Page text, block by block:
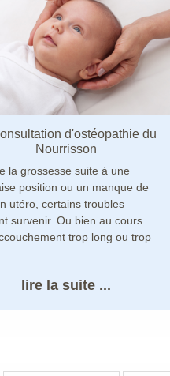
d'ostéopathie du
Nourrisson
la grossesse suite à une
position ou un manque de
utéro, certains troubles
survenir. Ou bien au cours
trop long ou trop
lire la suite ...